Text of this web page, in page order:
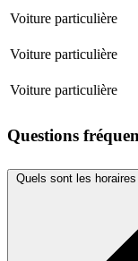
Voiture particulière
Voiture particulière
Voiture particulière
Questions
Quels sont les